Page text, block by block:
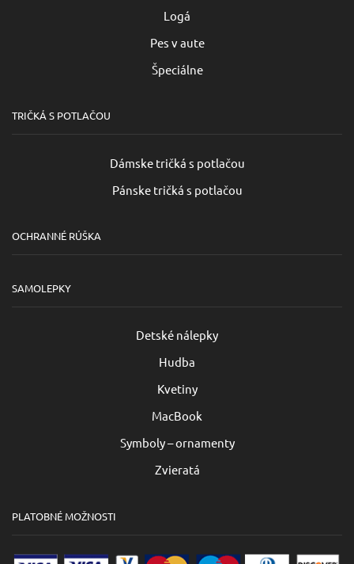
Logá
Pes v aute
Špeciálne
TRIČKÁ S POTLAČOU
Dámske tričká s potlačou
Pánske tričká s potlačou
OCHRANNÉ RÚŠKA
SAMOLEPKY
Detské nálepky
Hudba
Kvetiny
MacBook
Symboly – ornamenty
Zvieratá
PLATOBNÉ MOŽNOSTI